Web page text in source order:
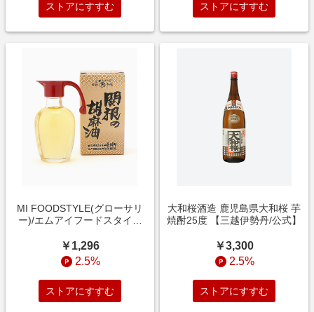
ストアにすすむ ストアにすすむ
MI FOODSTYLE(グローサリ
ー)/エムアイフードスタイル
とめ】関根の胡麻油 卓上ビン
調理油【三越伊勢丹/公式】
￥1,296
2.5%
ストアにすすむ
大和桜酒造 鹿児島県大和桜 芋
焼酎25度 【三越伊勢丹/公式】
￥3,300
2.5%
ストアにすすむ